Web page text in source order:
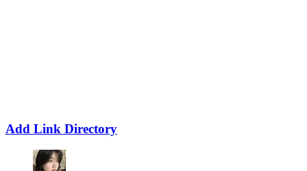
Add Link Directory